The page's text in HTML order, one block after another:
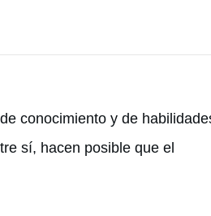
conocimiento y de
sí, hacen posible que el